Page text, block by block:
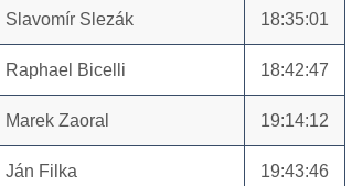
Slavomír Slezák 18:35:01
Raphael Bicelli 18:42:47
Marek Zaoral 19:14:12
Ján Filka 19:43:46